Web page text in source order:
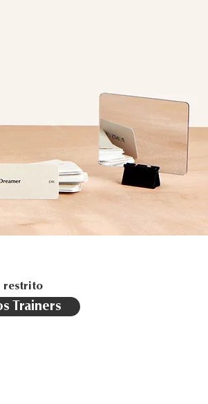
restrito
Trainers